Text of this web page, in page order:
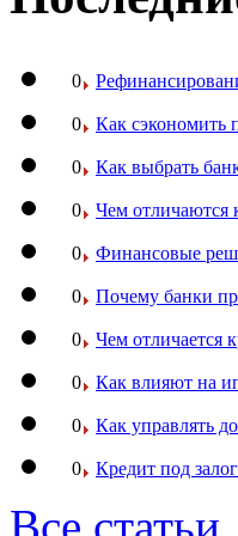
0
0 Как сэкономить
0 Как выбрать
0 Чем отличаются
0 Финансовые
0 Почему банки
0 Чем отличается
0 Как влияют на
0 Как управлять
0 Кредит под